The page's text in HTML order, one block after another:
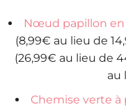
Nœud papillon en
(8,99€ au lieu de
(26,99€ au lieu de
au
Chemise verte à